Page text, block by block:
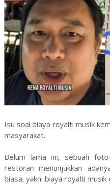
Isu soal biaya royalti musik
masyarakat.
Belum lama ini, sebuah
restoran menunjukkan
biasa, yakni biaya royalti